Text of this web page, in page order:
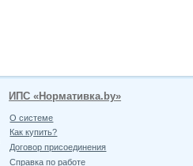
ИПС «Нормативка.by»
О системе
Как купить?
Договор присоединения
Справка по работе